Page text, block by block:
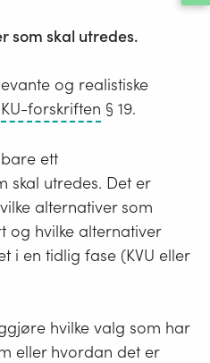
som skal utredes.
og realistiske
KU-forskriften Forskrift
§ 19.
ett
skal utredes. Det er
alternativer som
hvilke alternativer
i en tidlig fase (KVU eller
hvilke valg som har
eller hvordan det er